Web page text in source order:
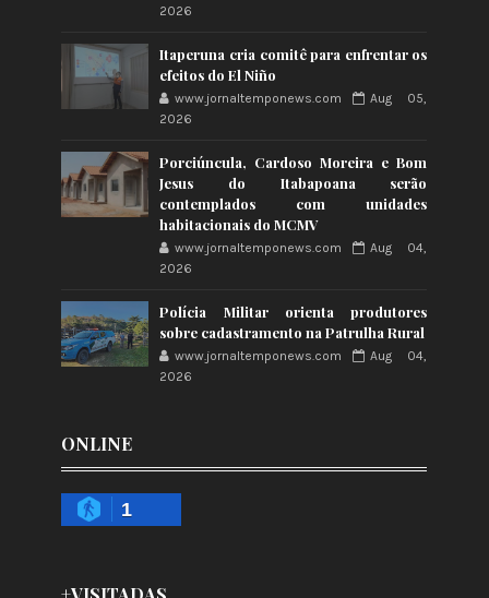
2026
Itaperuna cria comitê para enfrentar os
efeitos do El Niño
www.jornaltemponews.com
Aug 05,
2026
Porciúncula, Cardoso Moreira e Bom
Jesus do Itabapoana serão
contemplados com unidades
habitacionais do MCMV
www.jornaltemponews.com
Aug 04,
2026
Polícia Militar orienta produtores
sobre cadastramento na Patrulha Rural
www.jornaltemponews.com
Aug 04,
2026
ONLINE
1